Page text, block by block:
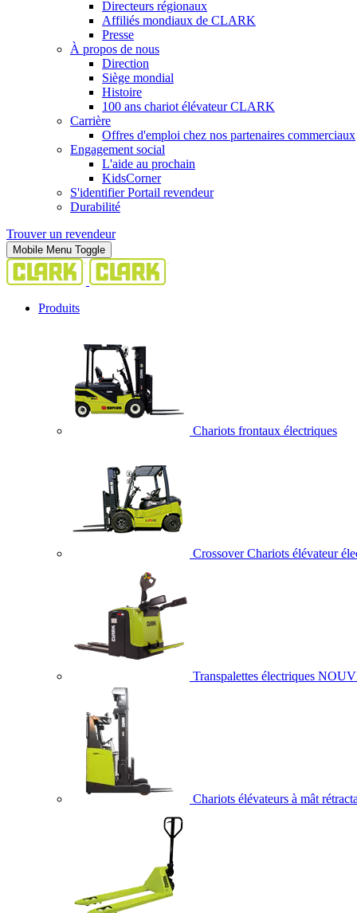
Directeurs régionaux
Affiliés mondiaux de CLARK
Presse
À propos de nous
Direction
Siège mondial
Histoire
100 ans chariot élévateur CLARK
Carrière
Offres d'emploi chez nos partenaires commerciaux
Engagement social
L'aide au prochain
KidsCorner
S'identifier Portail revendeur
Durabilité
Trouver un revendeur
Mobile Menu Toggle
Produits
Chariots frontaux électriques
Crossover Chariots élévateur
Transpalettes électriques
Chariots élévateurs à mât